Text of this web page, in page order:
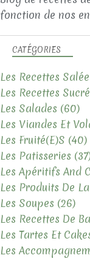
fonction de nos
CATÉGORIES
Les Recettes
Les Recettes
Les Salades (60)
Les Viandes Et
Les Fruité(e)s (40)
Les Patisseries
Les Apéritifs And
Les Produits De
Les Soupes (26)
Les Recettes De
Les Tartes Et
Les